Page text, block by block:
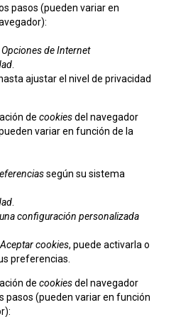
pasos (pueden variar en
Opciones de Internet
.
ajustar el nivel de privacidad
de cookiesdel navegador
variar en función de la
según su sistema
.
configuración personalizada
Aceptar cookies, puede activarla o
preferencias.
de cookiesdel navegador
pasos (pueden variar en función